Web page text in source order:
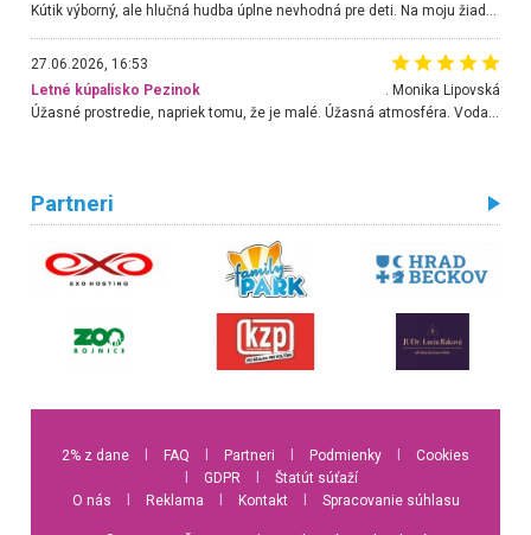
27.06.2026, 16:53
Letné kúpalisko Pezinok
. Monika Lipovská
Úžasné prostredie, napriek tomu, že je malé. Úžasná atmosféra. Voda fantastická a nádherná. Ľudí je pomerne veľa, ale su mili a ohľaduplní. Je veľmi zaujímavé sledovať, ako dokážu spolu športovať cudzí ľudia a bez ohľadu na vek. Vládne tu pohoda. Vnuka neviem dostať z vody. Ďakujem za krásny deň . Urcite sa sem vrátim. Jediný problém je s parkovaním, ale aj ten sa mi podarilo vyriešiť. Monika Bratislava
Partneri
2% z dane FAQ Partneri Podmienky
Cookies
GDPR
Štatút súťaží
O nás
Reklama Kontakt Spracovanie súhlasu